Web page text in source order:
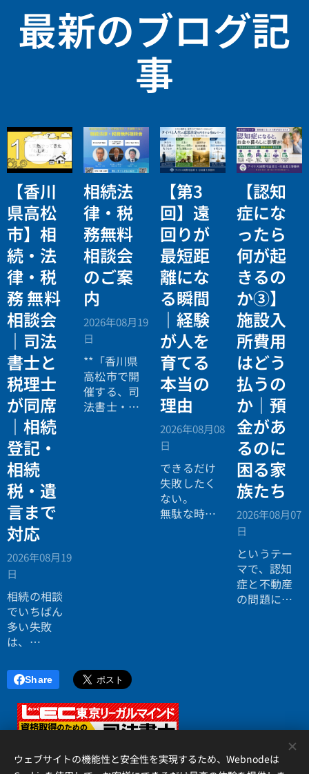
最新のブログ記
事
【香川
県高松
市】相
続・法
律・税
務 無料
相談会
｜司法
書士と
税理士
が同席
｜相続
登記・
相続
税・遺
言まで
対応
2026年08月19
日
相続の相談
でいちばん
多い失敗
は、
行ったら登
記の話がで
きず、司法
書士に行っ
たら税金が
い」ことで
相続法
律・税
務無料
相談会
のご案
内
2026年08月19
日
**「香川県
高松市で開
催する、司
法書士・税
【第3
回】遠
回りが
最短距
離にな
る瞬間
｜経験
が人を
育てる
本当の
理由
2026年08月08
日
できるだけ
失敗したく
ない。
無駄な時間
【認知
症にな
ったら
何が起
きるの
か③】
施設入
所費用
はどう
払うの
か｜預
金があ
るのに
困る家
族たち
2026年08月07
日
というテー
マで、認知
症と不動産
の問題につ
Share
ウェブサイトの機能性と安全性を実現するため、Webnodeは